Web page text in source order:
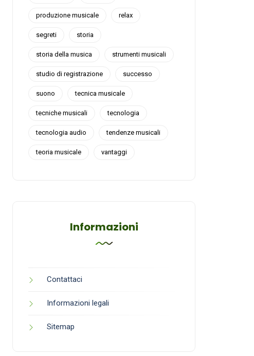
produzione musicale relax
segreti storia
storia della musica strumenti musicali
studio di registrazione successo
suono tecnica musicale
tecniche musicali tecnologia
tecnologia audio tendenze musicali
teoria musicale vantaggi
Informazioni
Contattaci
Informazioni legali
Sitemap